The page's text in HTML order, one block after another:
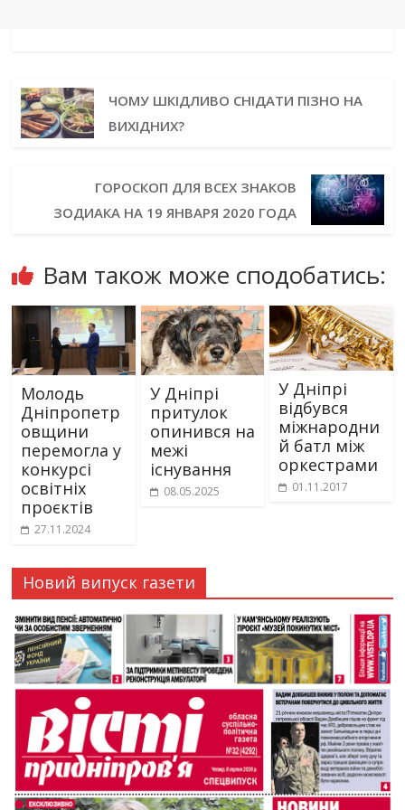
ЧОМУ ШКІДЛИВО СНІДАТИ ПІЗНО НА
ВИХІДНИХ?
ГОРОСКОП ДЛЯ ВСЕХ ЗНАКОВ
ЗОДИАКА НА 19 ЯНВАРЯ 2020 ГОДА
Вам також може сподобатись:
Молодь
Дніпропетр
овщини
перемогла у
конкурсі
освітніх
проєктів
27.11.2024
У Дніпрі
притулок
опинився на
межі
існування
08.05.2025
У Дніпрі
відбувся
міжнародни
й батл між
оркестрами
01.11.2017
Новий випуск газети